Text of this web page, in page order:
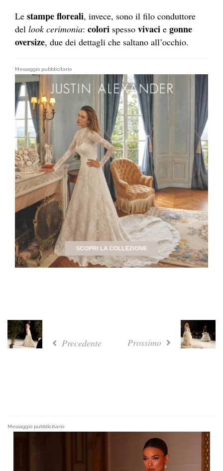
Le stampe floreali, invece, sono il filo conduttore
del look cerimonia: colori spesso vivaci e gonne
oversize, due dei dettagli che saltano all’occhio.
Messaggio pubblicitario
Precedente Prossimo
Messaggio pubblicitario